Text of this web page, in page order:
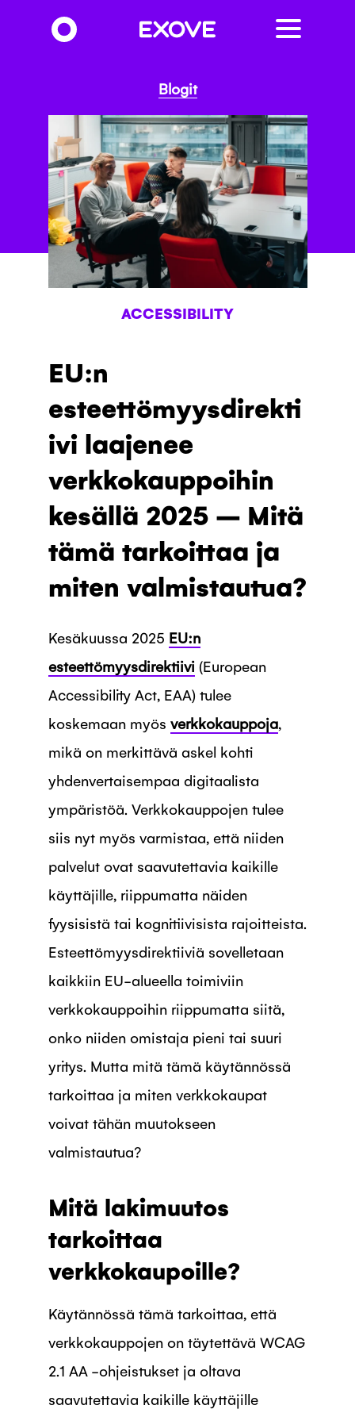
pääsisältöön
Blogit
ACCESSIBILITY
EU:n
esteettömyysdirekti
ivi laajenee
verkkokauppoihin
kesällä 2025 – Mitä
tämä tarkoittaa ja
miten valmistautua?
Kesäkuussa 2025 EU:n
esteettömyysdirektiivi(European
Accessibility Act, EAA) tulee
koskemaan myös verkkokauppoja,
mikä on merkittävä askel kohti
yhdenvertaisempaa digitaalista
ympäristöä. Verkkokauppojen tulee
siis nyt myös varmistaa, että niiden
palvelut ovat saavutettavia kaikille
käyttäjille, riippumatta näiden
fyysisistä tai kognitiivisista rajoitteista.
Esteettömyysdirektiiviä sovelletaan
kaikkiin EU-alueella toimiviin
verkkokauppoihin riippumatta siitä,
onko niiden omistaja pieni tai suuri
yritys. Mutta mitä tämä käytännössä
tarkoittaa ja miten verkkokaupat
voivat tähän muutokseen
valmistautua?
Mitä lakimuutos
tarkoittaa
verkkokaupoille?
Käytännössä tämä tarkoittaa, että
verkkokauppojen on täytettävä WCAG
2.1 AA -ohjeistukset ja oltava
saavutettavia kaikille käyttäjille